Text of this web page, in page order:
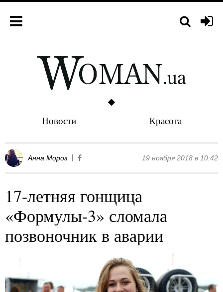
Новости Красота
Анна Мороз 19 ноября 2018 в 10:42
17-летняя гонщица
«Формулы-3» сломала
позвоночник в аварии